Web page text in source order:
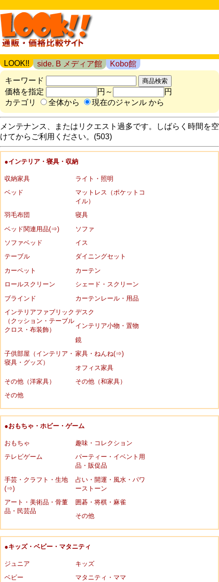
LOOK!! side. B メディア館
Kobo館
キーワード
価格を指定
円～
円
カテゴリ
全体から 現在のジャンル から
メンテナンス、またはリクエスト過多です。しばらく時間を空
けてからご利用ください。(503)
●インテリア・寝具・収納
収納家具
ライト・照明
ベッド
マットレス（ポケットコ
イル）
羽毛布団
寝具
ベッド関連用品(⇒)
ソファ
ソファベッド
イス
テーブル
ダイニングセット
カーペット
カーテン
ロールスクリーン
シェード・スクリーン
ブラインド
カーテンレール・用品
インテリアファブリック
（クッション・テーブル
クロス・布装飾）
デスク
インテリア小物・置物
鏡
子供部屋（インテリア・
寝具・グッズ）
家具・ねんね(⇒)
オフィス家具
その他（洋家具）
その他（和家具）
その他
●おもちゃ・ホビー・ゲーム
おもちゃ
趣味・コレクション
テレビゲーム
パーティー・イベント用
品・販促品
手芸・クラフト・生地
(⇒)
占い・開運・風水・パワ
ーストーン
アート・美術品・骨董
品・民芸品
囲碁・将棋・麻雀
その他
●キッズ・ベビー・マタニティ
ジュニア
キッズ
ベビー
マタニティ・ママ